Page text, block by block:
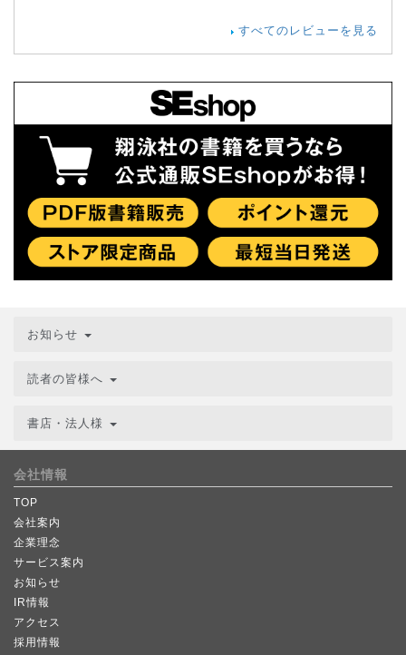
すべてのレビューを見る
お知らせ
読者の皆様へ
書店・法人様
会社情報
TOP
会社案内
企業理念
サービス案内
お知らせ
IR情報
アクセス
採用情報